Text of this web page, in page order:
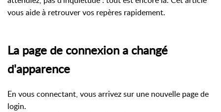
vous aide à retrouver vos repères rapidement.
La page de connexion a changé
d'apparence
En vous connectant, vous arrivez sur une nouvelle page de
login.